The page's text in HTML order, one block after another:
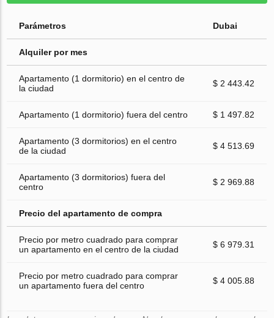
Parámetros Dubai
Alquiler por mes
Apartamento (1 dormitorio) en el centro de
la ciudad
$ 2 443.42
Apartamento (1 dormitorio) fuera del centro $ 1 497.82
Apartamento (3 dormitorios) en el centro
de la ciudad
$ 4 513.69
Apartamento (3 dormitorios) fuera del
centro
$ 2 969.88
Precio del apartamento de compra
Precio por metro cuadrado para comprar
un apartamento en el centro de la ciudad
$ 6 979.31
Precio por metro cuadrado para comprar
un apartamento fuera del centro
$ 4 005.88